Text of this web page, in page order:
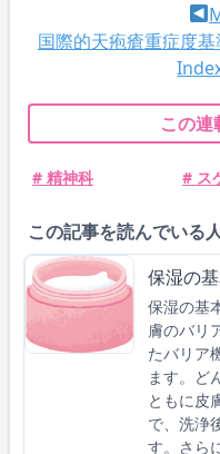
国際的天疱瘡重症度
この連
# 精神科 # ス
この記事を読んでいる
保湿の
保湿の基
膚のバリ
たバリア
ます。ど
ともに皮
で、洗浄
す。さら